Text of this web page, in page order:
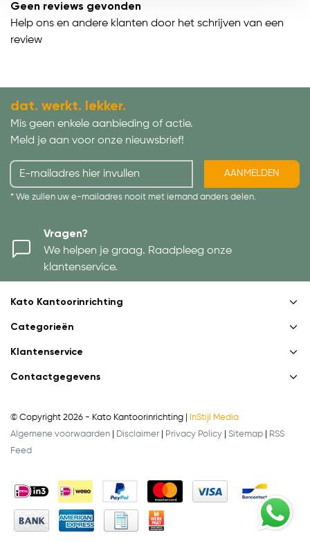
Geen reviews gevonden
Help ons en andere klanten door het schrijven van een
review
dat. werkt. lekker.
Mis geen enkele aanbieding of actie.
Meld je aan voor onze nieuwsbrief!
AANMELDEN
* We zullen uw e-mailadres nooit met iemand anders delen.
Vragen?
We helpen je graag. Raadpleeg onze
klantenservice.
Kato Kantoorinrichting
Categorieën
Klantenservice
Contactgegevens
© Copyright 2026 - Kato Kantoorinrichting |
InStijl Media
Algemene voorwaarden
Disclaimer Privacy Policy Sitemap
RSS
Feed